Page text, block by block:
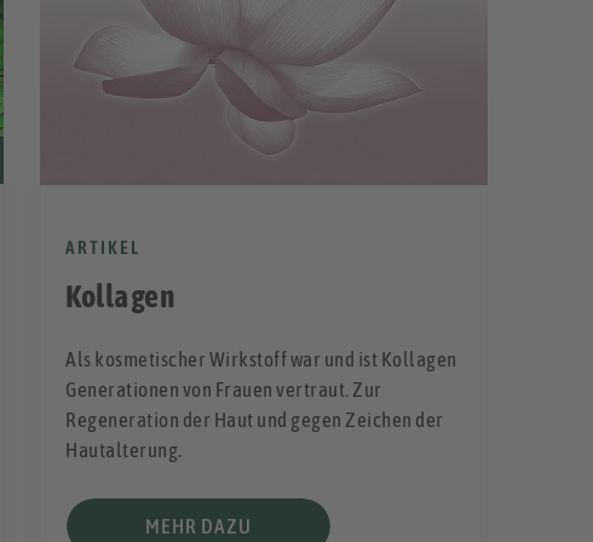
ARTIKEL
Kollagen
Als kosmetischer Wirkstoff war und ist Kollagen
Generationen von Frauen vertraut. Zur
Regeneration der Haut und gegen Zeichen der
Hautalterung.
MEHR DAZU